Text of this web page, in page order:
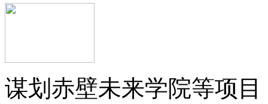
谋划赤壁未来学院等项目